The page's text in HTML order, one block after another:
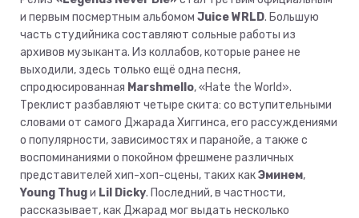
и первым посмертным альбомом Juice WRLD. Большую
часть студийника составляют сольные работы из
архивов музыканта. Из коллабов, которые ранее не
выходили, здесь только ещё одна песня,
спродюсированная Marshmello, «Hate the World».
Треклист разбавляют четыре скита: со вступительными
словами от самого Джарада Хиггинса, его рассуждениями
о популярности, зависимостях и паранойе, а также с
воспоминаниями о покойном фрешмене различных
представителей хип-хоп-сцены, таких какЭминем,
Young Thugи Lil Dicky. Последний, в частности,
рассказывает, как Джарад мог выдать несколько